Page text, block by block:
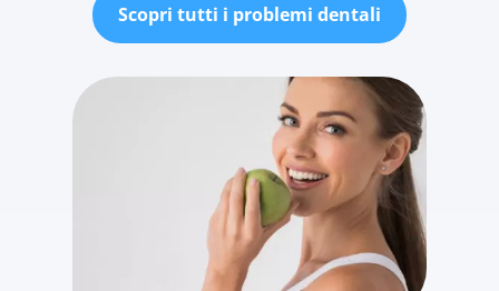
Scopri tutti i problemi dentali